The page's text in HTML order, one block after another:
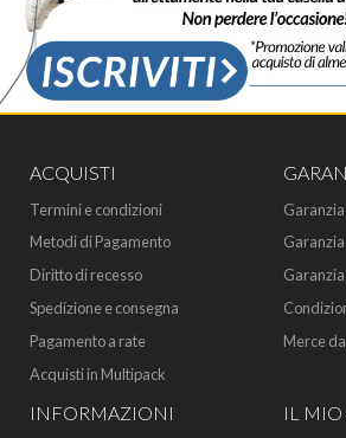
ACQUISTI
Termini e condizioni
Metodi di Pagamento
Diritto di recesso
Spedizione e consegna
Pagamento a rate
Acquisti in Multipack
Merce
INFORMAZIONI IL